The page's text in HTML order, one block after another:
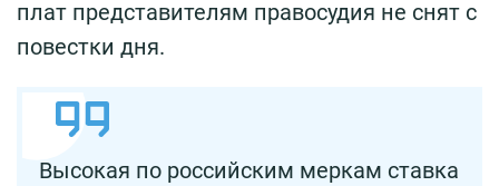
плат представителям правосудия не снят с
повестки дня.
Высокая по российским меркам ставка